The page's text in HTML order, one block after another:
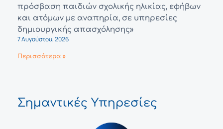
πρόσβαση παιδιών σχολικής ηλικίας, εφήβων
και ατόμων με αναπηρία, σε υπηρεσίες
δημιουργικής απασχόλησης»
7 Αυγούστου, 2026
Περισσότερα »
Σημαντικές Υπηρεσίες